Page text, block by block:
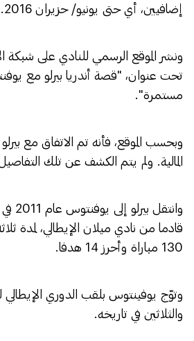
إضافيين، أي حتى يونيو/ حزيران 2016.
ونشر الموقع الرسمي للنادي على شبكة
تحت عنوان، "قصة أندريا بيرلو مع
مستمرة".
وبحسب الموقع، فأنه تم الاتفاق مع
المالية. ولم يتم الكشف عن تلك
قادما من نادي ميلان الإيطالي، لمدة
130 مباراة وأحرز 14 هدفا.
وتوّج يوفينتوس بلقب الدوري الإيطالي
والثلاثين في تاريخه.